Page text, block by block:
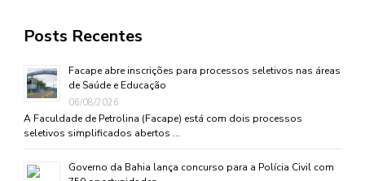
Posts Recentes
Facape abre inscrições para processos seletivos nas áreas
de Saúde e Educação
06/08/2026
A Faculdade de Petrolina (Facape) está com dois processos
seletivos simplificados abertos …
Governo da Bahia lança concurso para a Polícia Civil com